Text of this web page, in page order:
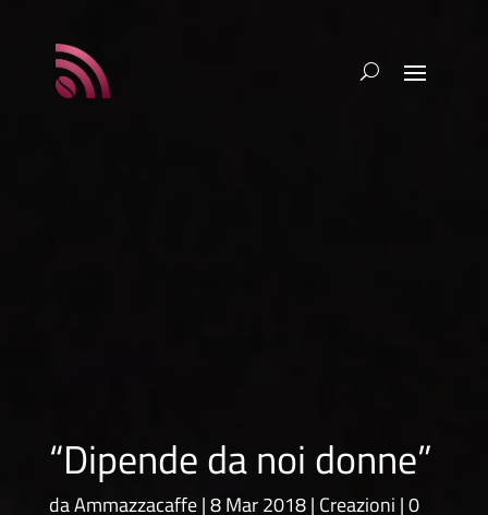
“Dipende da noi donne”
daAmmazzacaffe 8 Mar 2018 Creazioni 0